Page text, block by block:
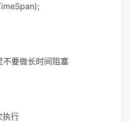
要做长时间阻塞
执行